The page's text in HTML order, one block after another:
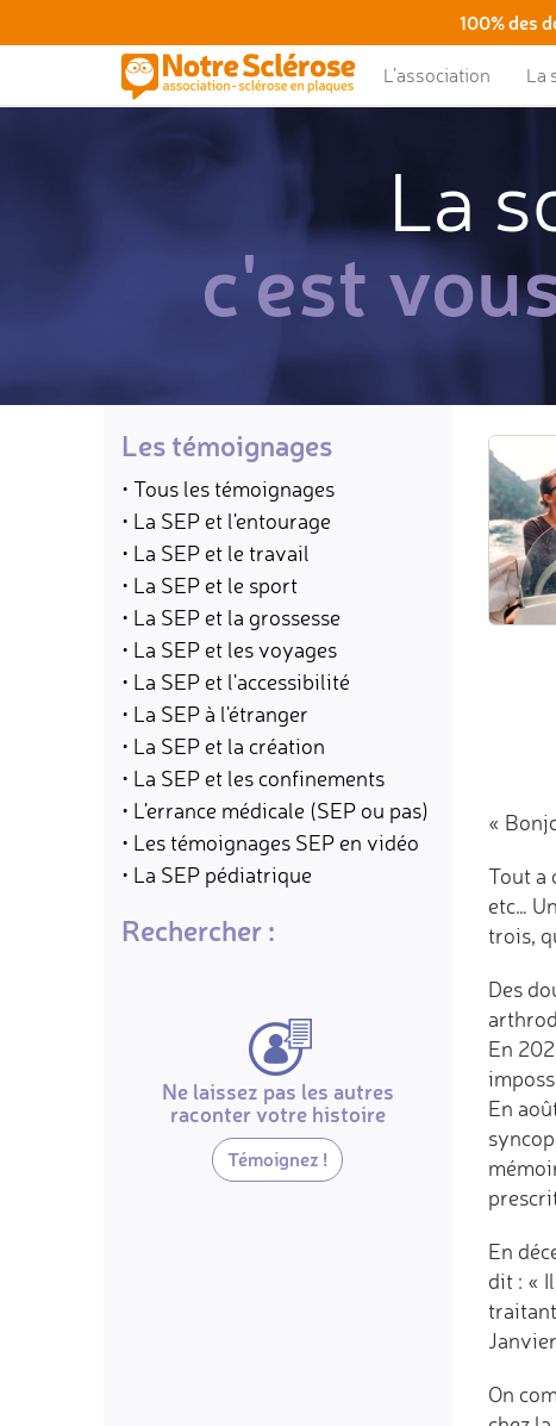
100% des
L’association La
La
c'est
Les témoignages
• Tous les témoignages
• La SEP et l'entourage
• La SEP et le travail
• La SEP et le sport
• La SEP et la grossesse
• La SEP et les voyages
• La SEP et l'accessibilité
• La SEP à l'étranger
• La SEP et la création
• La SEP et les confinements
• L'errance médicale (SEP ou pas)
• Les témoignages SEP en vidéo
• La SEP pédiatrique
Rechercher :
Ne laissez pas les autres
raconter votre histoire
Témoignez !
«
Tout a
etc…
trois,
Des
En
En
En
dit : «
On